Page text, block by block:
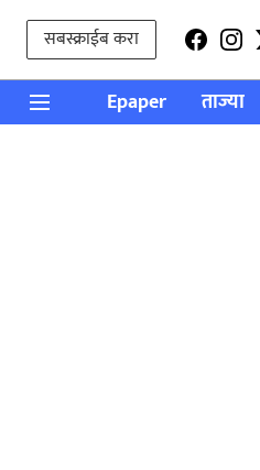
सबस्क्राईब करा
Epaper ताज्या